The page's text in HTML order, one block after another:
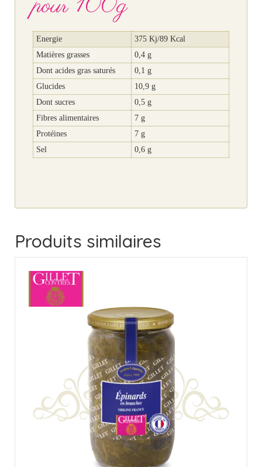
Energie
375 Kj/89 Kcal
Matières grasses
0,4 g
Dont acides gras saturés
0,1 g
Glucides
10,9 g
Dont sucres
0,5 g
Fibres alimentaires
7 g
Protéines
7 g
Sel
0,6 g
Produits similaires